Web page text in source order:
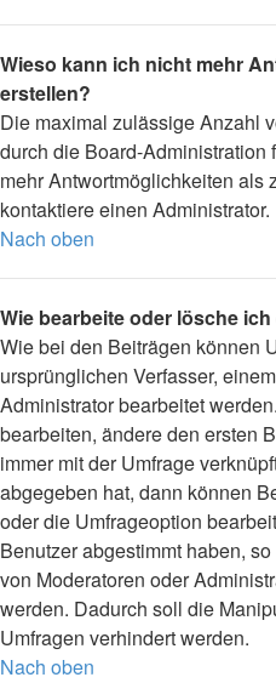
Wieso kann ich nicht mehr
erstellen?
Die maximal zulässige Anzahl
durch die Board-Administration
mehr Antwortmöglichkeiten als
kontaktiere einen Administrator.
Nach oben
Wie bearbeite oder lösche
Wie bei den Beiträgen können
ursprünglichen Verfasser,
Administrator bearbeitet
bearbeiten, ändere den ersten
immer mit der Umfrage
abgegeben hat, dann können
oder die Umfrageoption
Benutzer abgestimmt haben,
von Moderatoren oder
werden. Dadurch soll die
Umfragen verhindert werden.
Nach oben